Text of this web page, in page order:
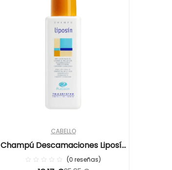
CABELLO
Champú Descamaciones Liposín
Rueber
0 reseñas